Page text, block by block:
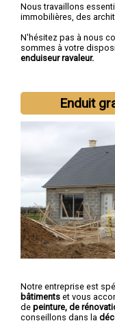
Nous travaillons
immobilières, des
N'hésitez pas à nous
sommes à votre
enduiseur ravaleur.
Enduit
Notre entreprise est
bâtiments et vous
de peinture, de
conseillons dans la